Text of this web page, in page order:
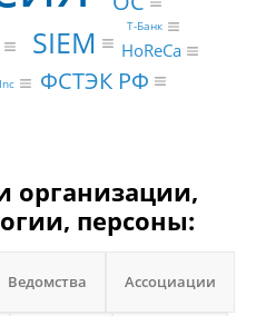
SIEM
ФСТЭК РФ
HoReCa
Т-Банк
организации,
персоны:
Ведомства Ассоциации